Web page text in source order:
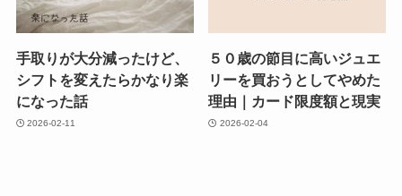
手取りが大分減ったけど、
シフトを変えたらかなり楽
になった話
2026-02-11
５０歳の節目に高いジュエ
リーを買おうとしてやめた
理由｜カード限度額と現実
2026-02-04